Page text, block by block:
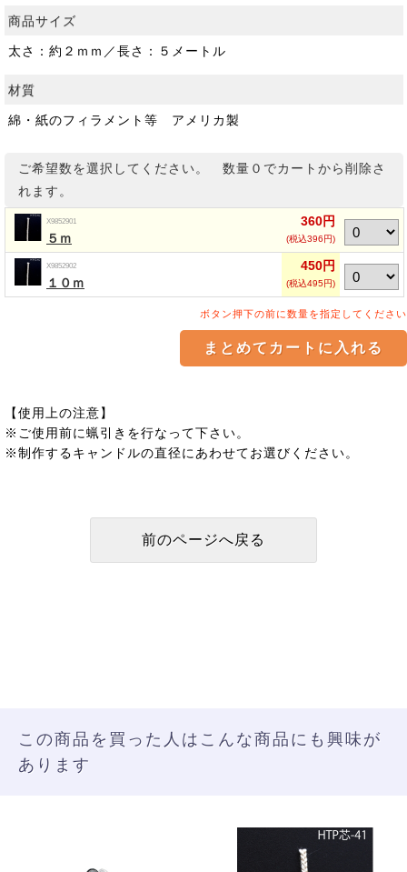
商品サイズ
太さ：約２ｍｍ／長さ：５メートル
材質
綿・紙のフィラメント等 アメリカ製
ご希望数を選択してください。 数量０でカートから削除さ
れます。
X9852901
５ｍ
360円
(税込396円)
X9852902
１０ｍ
450円
(税込495円)
ボタン押下の前に数量を指定してください
【使用上の注意】
※ご使用前に蝋引きを行なって下さい。
※制作するキャンドルの直径にあわせてお選びください。
この商品を買った人はこんな商品にも興味が
あります